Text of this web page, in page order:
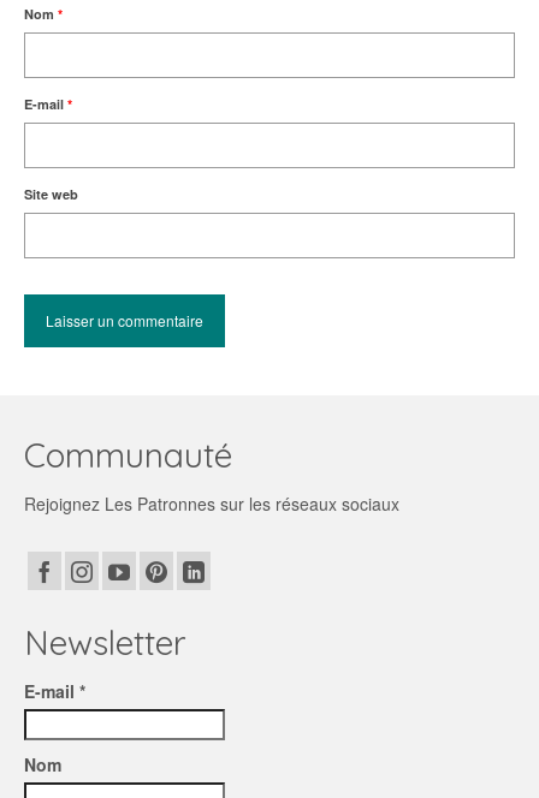
Nom *
E-mail *
Site web
Communauté
Rejoignez Les Patronnes sur les réseaux sociaux
Newsletter
E-mail *
Nom